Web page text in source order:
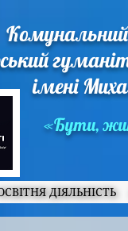
Комунальний
імені
«Бути,
ДІЯЛЬНІСТЬ